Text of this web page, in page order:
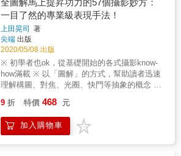
片拍攝方面的困惑與疑慮4. 學會怎麼策劃與執
行每一次的分鏡與取景5. 融會貫通並且活用在
手機的影片拍攝上6. 懂得思考與分析不同情境
的最佳拍法7. 讓自己的攝影作品更上一層樓的
秘訣在這個手機攝影功能日益強大的年代，有
越來越多的人開始投入影片拍攝的世界。而隨
著婚禮、產品介紹、Vlog等場合所衍生的影片
拍攝需求，也跟著日益增多。本書由曾拍攝
「安室奈美恵」、「Mr.Children」等知名藝人
影片製作團隊大力肯定的婚禮攝影師「酒井洋
一」，從影片的靈感發想、器材的選用、鏡位
與相機運鏡手法、打光、配樂、剪輯，提供一
全圖解馬上提昇功力的57個攝影妙方：
一目了然的專業級表現手法！
上田晃司
著
尖端 出版
2020/05/08 出版
※ 初學者也ok，從基礎開始的各式攝影know-
how滿載 ※ 以「圖解」的方式，幫助讀者迅速
理解構圖、對焦、光圈、快門等抽象的概念 ※
驥，分次到位與學習 ※ 用大量的「實拍範
例」，搭配簡單扼要的重點說明，提昇學習成
效 ※ 就算用手機拍也能夠受用的扎實攝影觀念
9 折 特價 468 元
加入購物車